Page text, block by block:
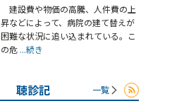
建設費や物価の高騰、人件費の上
昇などによって、病院の建て替えが
困難な状況に追い込まれている。こ
の危 ...続き
聴診記 一覧